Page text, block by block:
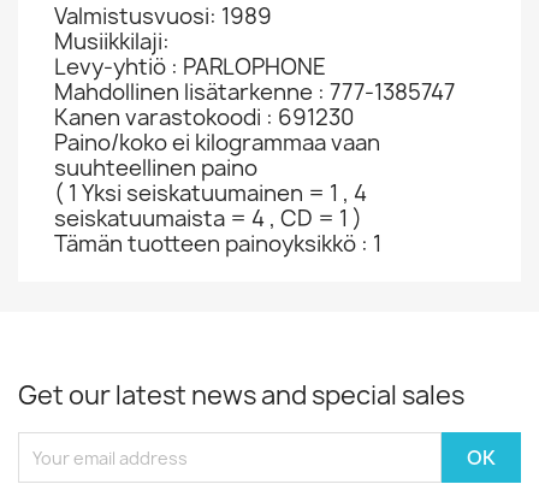
Valmistusvuosi: 1989
Musiikkilaji:
Levy-yhtiö : PARLOPHONE
Mahdollinen lisätarkenne : 777-1385747
Kanen varastokoodi : 691230
Paino/koko ei kilogrammaa vaan
suuhteellinen paino
( 1 Yksi seiskatuumainen = 1 , 4
seiskatuumaista = 4 , CD = 1 )
Tämän tuotteen painoyksikkö : 1
Get our latest news and special sales